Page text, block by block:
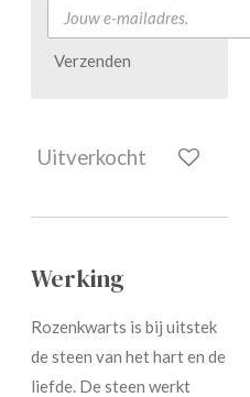
Verzenden
Uitverkocht
Werking
Rozenkwarts is bij uitstek
de steen van het hart en de
liefde. De steen werkt